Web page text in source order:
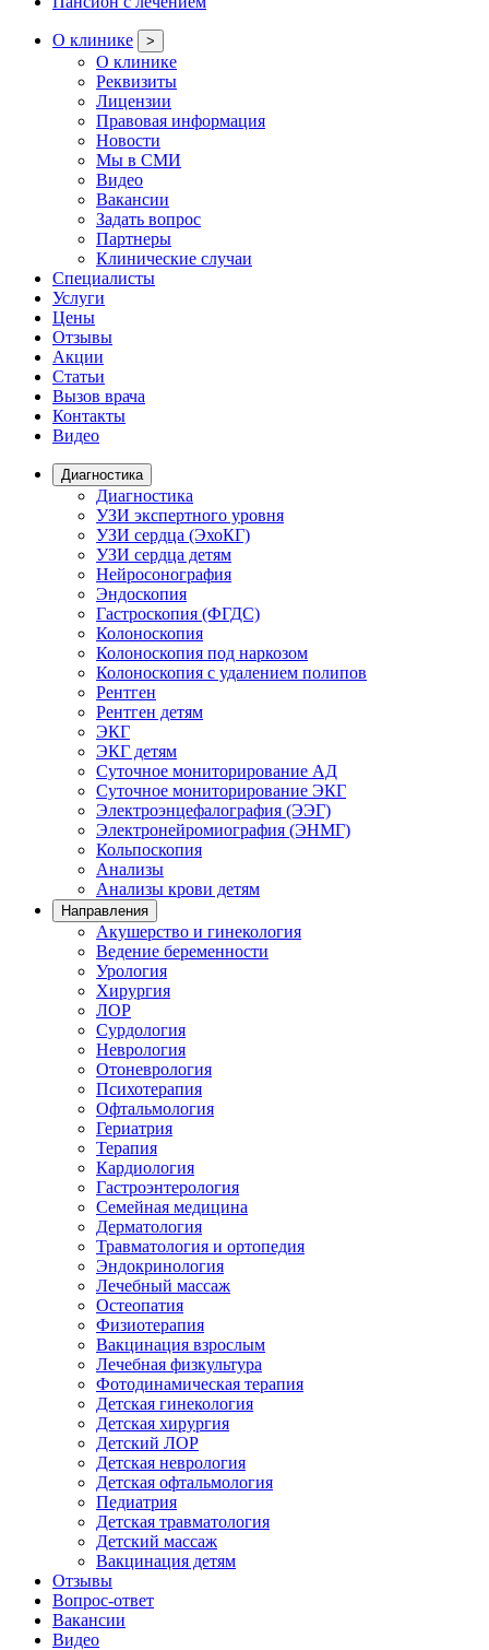
О клинике >
О клинике
Реквизиты
Лицензии
Правовая информация
Новости
Мы в СМИ
Видео
Вакансии
Задать вопрос
Партнеры
Клинические случаи
Специалисты
Услуги
Цены
Отзывы
Акции
Статьи
Вызов врача
Контакты
Видео
Диагностика
Диагностика
УЗИ экспертного уровня
УЗИ сердца (ЭхоКГ)
УЗИ сердца детям
Нейросонография
Эндоскопия
Гастроскопия (ФГДС)
Колоноскопия
Колоноскопия под наркозом
Колоноскопия с удалением полипов
Рентген
Рентген детям
ЭКГ
ЭКГ детям
Суточное мониторирование АД
Суточное мониторирование ЭКГ
Электроэнцефалография (ЭЭГ)
Электронейромиография (ЭНМГ)
Кольпоскопия
Анализы
Анализы крови детям
Направления
Акушерство и гинекология
Ведение беременности
Урология
Хирургия
ЛОР
Сурдология
Неврология
Отоневрология
Психотерапия
Офтальмология
Гериатрия
Терапия
Кардиология
Гастроэнтерология
Семейная медицина
Дерматология
Травматология и ортопедия
Эндокринология
Лечебный массаж
Остеопатия
Физиотерапия
Вакцинация взрослым
Лечебная физкультура
Фотодинамическая терапия
Детская гинекология
Детская хирургия
Детский ЛОР
Детская неврология
Детская офтальмология
Педиатрия
Детская травматология
Детский массаж
Вакцинация детям
Отзывы
Вопрос-ответ
Вакансии
Видео